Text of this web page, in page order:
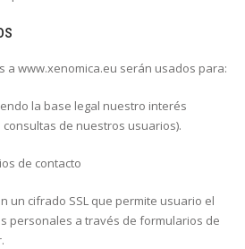
a www.xenomica.eu serán usados para:
la base legal nuestro interés
de nuestros usuarios).
de contacto
un cifrado SSL que permite usuario el
personales a través de formularios de